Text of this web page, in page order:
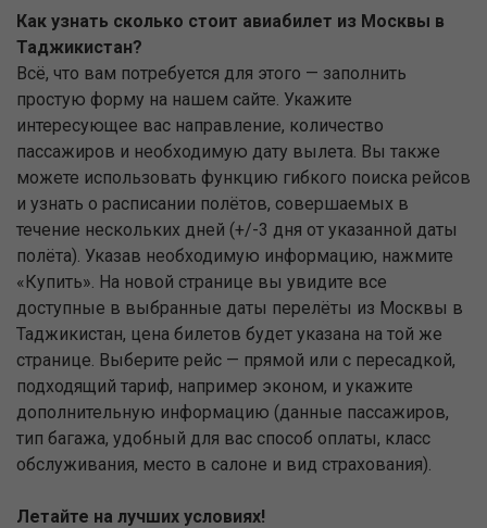
Как узнать сколько стоит авиабилет из Москвы в
Таджикистан?
Всё, что вам потребуется для этого — заполнить
простую форму на нашем сайте. Укажите
интересующее вас направление, количество
пассажиров и необходимую дату вылета. Вы также
можете использовать функцию гибкого поиска рейсов
и узнать о расписании полётов, совершаемых в
течение нескольких дней (+/-3 дня от указанной даты
полёта). Указав необходимую информацию, нажмите
«Купить». На новой странице вы увидите все
доступные в выбранные даты перелёты из Москвы в
Таджикистан, цена билетов будет указана на той же
странице. Выберите рейс — прямой или с пересадкой,
подходящий тариф, например эконом, и укажите
дополнительную информацию (данные пассажиров,
тип багажа, удобный для вас способ оплаты, класс
обслуживания, место в салоне и вид страхования).
Летайте на лучших условиях!